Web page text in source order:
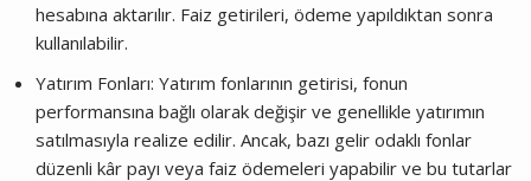
hesabına aktarılır. Faiz getirileri, ödeme yapıldıktan sonra
kullanılabilir.
Yatırım Fonları: Yatırım fonlarının getirisi, fonun
performansına bağlı olarak değişir ve genellikle yatırımın
satılmasıyla realize edilir. Ancak, bazı gelir odaklı fonlar
düzenli kâr payı veya faiz ödemeleri yapabilir ve bu tutarlar